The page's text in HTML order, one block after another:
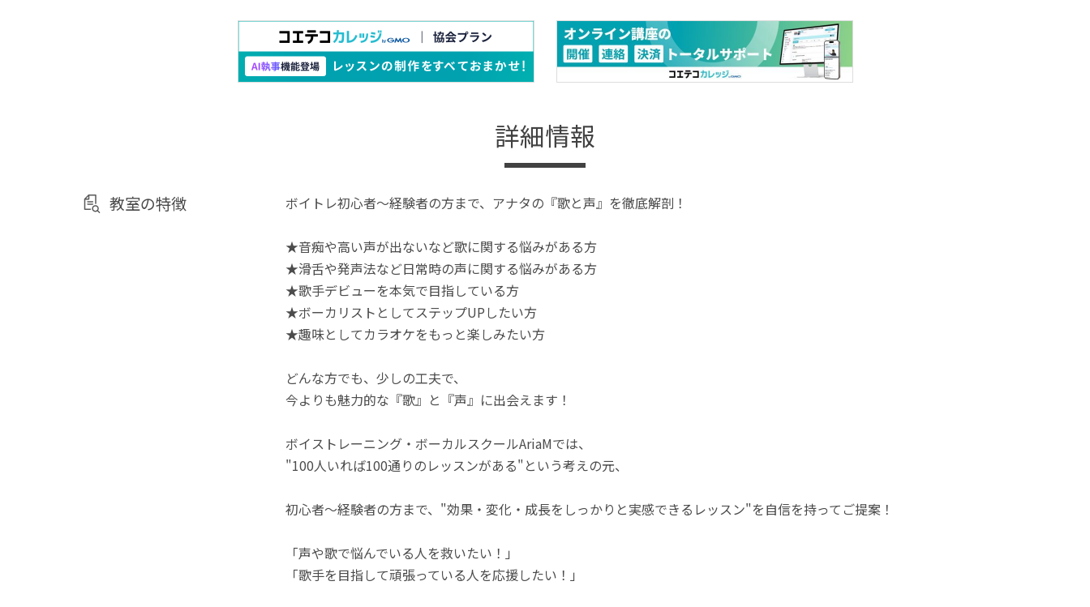
詳細情報
教室の特徴 ボイトレ初心者〜経験者の方まで、アナタの『歌と声』を徹底解剖！
★音痴や高い声が出ないなど歌に関する悩みがある方
★滑舌や発声法など日常時の声に関する悩みがある方
★歌手デビューを本気で目指している方
★ボーカリストとしてステップUPしたい方
★趣味としてカラオケをもっと楽しみたい方
どんな方でも、少しの工夫で、
今よりも魅力的な『歌』と『声』に出会えます！
ボイストレーニング・ボーカルスクールAriaMでは、
"100人いれば100通りのレッスンがある"という考えの元、
初心者〜経験者の方まで、"効果・変化・成長をしっかりと実感できるレッスン"を自信を持ってご提案！
「声や歌で悩んでいる人を救いたい！」
「歌手を目指して頑張っている人を応援したい！」